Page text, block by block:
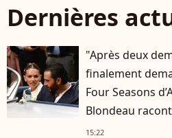
Dernières
"Après deux
finalement
Four Seasons
Blondeau
15:22